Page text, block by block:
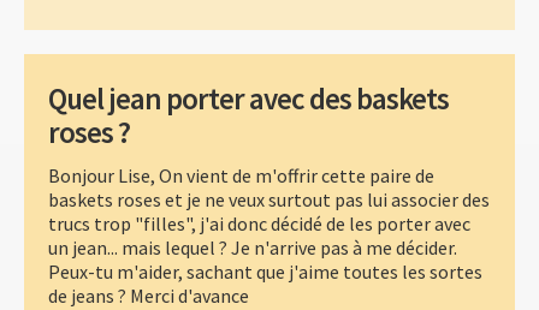
Quel jean porter avec des baskets
roses ?
Bonjour Lise, On vient de m'offrir cette paire de
baskets roses et je ne veux surtout pas lui associer des
trucs trop "filles", j'ai donc décidé de les porter avec
un jean... mais lequel ? Je n'arrive pas à me décider.
Peux-tu m'aider, sachant que j'aime toutes les sortes
de jeans ? Merci d'avance